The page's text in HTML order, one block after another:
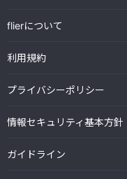
flierについて
利用規約
プライバシーポリシー
情報セキュリティ基本方針
ガイドライン